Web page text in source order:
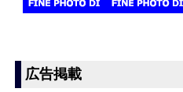
広告掲載